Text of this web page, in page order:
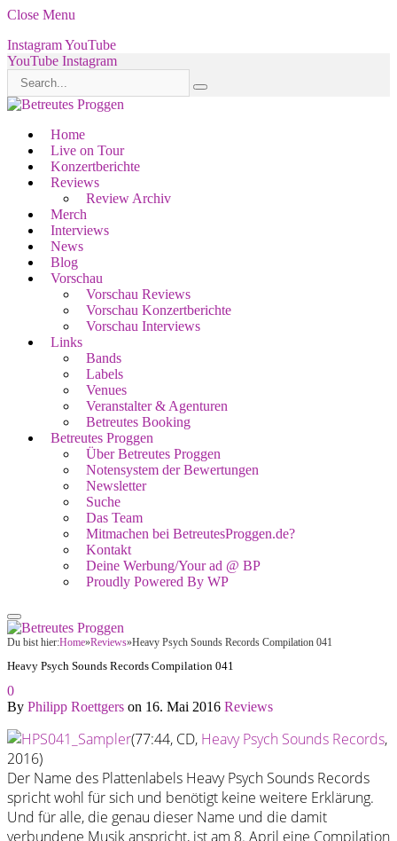
Close Menu
InstagramYouTube
YouTube Instagram
Home
Live on Tour
Konzertberichte
Reviews
Review Archiv
Merch
Interviews
News
Blog
Vorschau
Vorschau Reviews
Vorschau Konzertberichte
Vorschau Interviews
Links
Bands
Labels
Venues
Veranstalter & Agenturen
Betreutes Booking
Betreutes Proggen
Über Betreutes Proggen
Notensystem der Bewertungen
Newsletter
Suche
Das Team
Mitmachen bei BetreutesProggen.de?
Kontakt
Deine Werbung/Your ad @ BP
Proudly Powered By WP
Du bist hier:Home»Reviews»Heavy Psych Sounds Records Compilation 041
Heavy Psych Sounds Records Compilation 041
0
By Philipp Roettgers on 16. Mai 2016 Reviews
(77:44, CD, Heavy Psych Sounds Records,
2016)
Der Name des Plattenlabels Heavy Psych Sounds Records
spricht wohl für sich und benötigt keine weitere Erklärung.
Und für alle, die genau dieser Name und die damit
verbundene Musik anspricht, ist am 8. April eine Compilation